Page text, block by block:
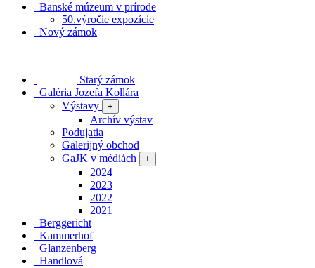
Banské múzeum v prírode
50.výročie expozície
Nový zámok
Starý zámok
Galéria Jozefa Kollára
Výstavy
+
Archív výstav
Podujatia
Galerijný obchod
GaJK v médiách
+
2024
2023
2022
2021
Berggericht
Kammerhof
Glanzenberg
Handlová